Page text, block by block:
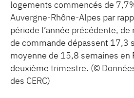
logements commencés de
Auvergne-Rhône-Alpes par
période l’année précédente,
de commande dépassent 17,3
moyenne de 15,8 semaines en
deuxième trimestre. (©
des CERC)